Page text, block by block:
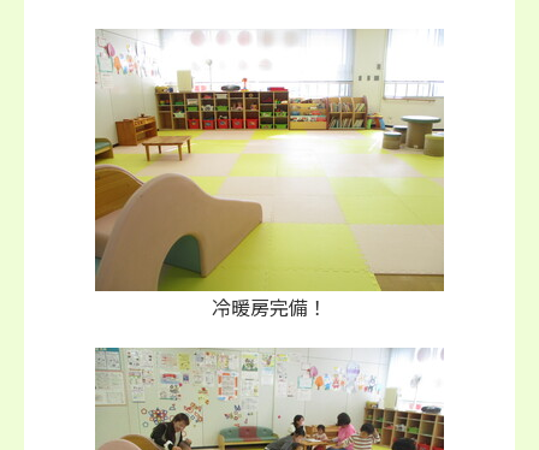
冷暖房完備！